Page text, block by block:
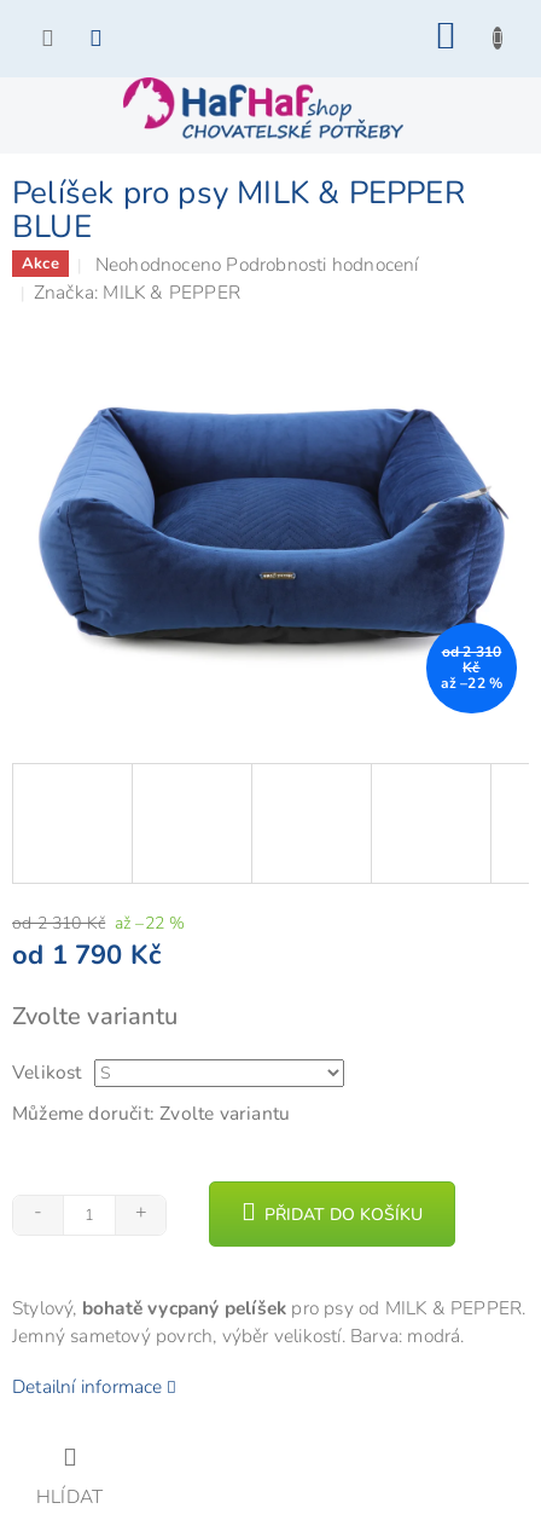
Pelíšek pro psy MILK & PEPPER
BLUE
Akce
Průměrné
hodnocení
5
hvězdiček.
Neohodnoceno Podrobnosti hodnocení
Značka: MILK & PEPPER
od 2 310
Kč
až –22 %
od 2 310 Kč až –22 %
od 1 790 Kč
cena:
Zvolte variantu
Velikost
Můžeme doručit: Zvolte variantu
PŘIDAT DO KOŠÍKU
Stylový, bohatě vycpaný pelíšek pro psy od MILK & PEPPER.
Jemný sametový povrch, výběr velikostí. Barva: modrá.
Detailní informace
HLÍDAT